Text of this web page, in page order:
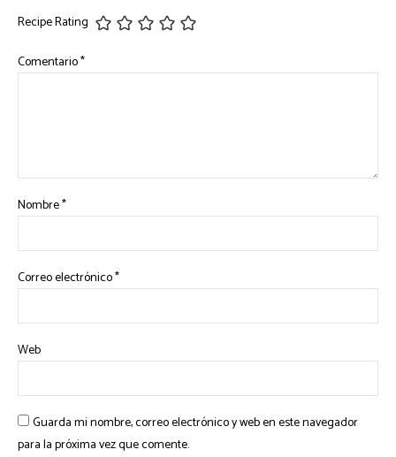
Recipe Rating
Comentario*
Nombre*
Correo electrónico*
Web
Guarda mi nombre, correo electrónico y web en este navegador
para la próxima vez que comente.